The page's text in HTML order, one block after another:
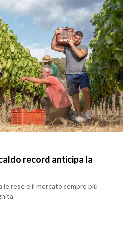
record anticipa la
le rese e il mercato sempre più